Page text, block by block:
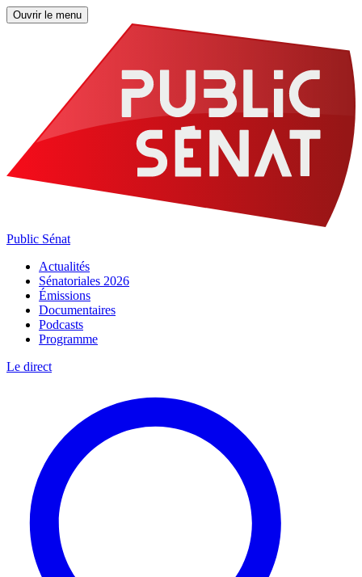
Ouvrir le menu
Public Sénat
Actualités
Sénatoriales 2026
Émissions
Documentaires
Podcasts
Programme
Le direct